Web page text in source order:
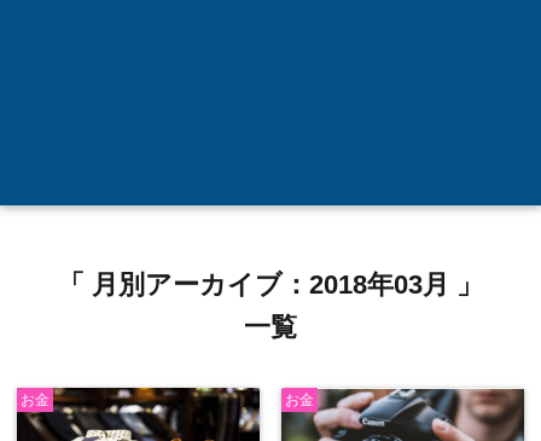
「 月別アーカイブ：2018年03月 」
一覧
お金 お金